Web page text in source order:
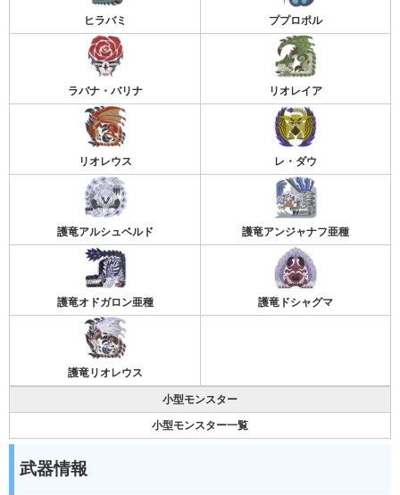
ヒラバミ ププロポル
ラバナ・バリナ リオレイア
リオレウス レ・ダウ
護竜アルシュベルド 護竜アンジャナフ亜種
護竜オドガロン亜種 護竜ドシャグマ
護竜リオレウス
小型モンスター
小型モンスター一覧
武器情報